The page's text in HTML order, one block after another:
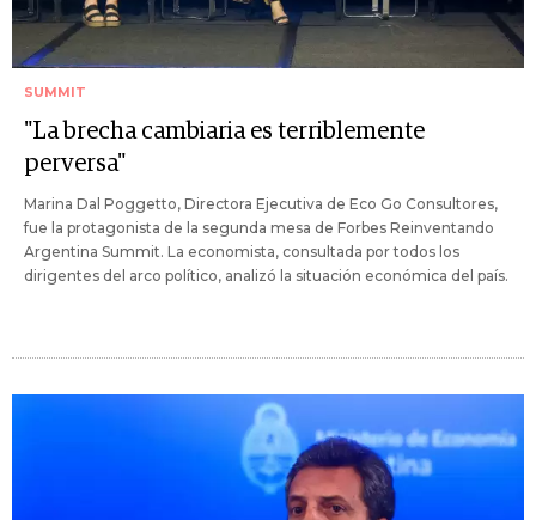
SUMMIT
"La brecha cambiaria es terriblemente
perversa"
Marina Dal Poggetto, Directora Ejecutiva de Eco Go Consultores,
fue la protagonista de la segunda mesa de Forbes Reinventando
Argentina Summit. La economista, consultada por todos los
dirigentes del arco político, analizó la situación económica del país.